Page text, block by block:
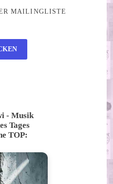
MAILINGLISTE
- Musik
Tages
TOP: